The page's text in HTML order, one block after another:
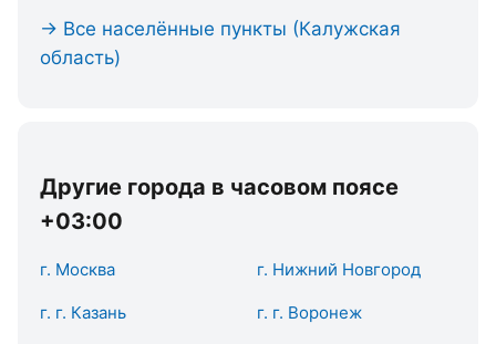
→ Все населённые пункты (Калужская
область)
Другие города в часовом поясе
+03:00
г. Москва г. Нижний Новгород
г. г. Казань г. г. Воронеж